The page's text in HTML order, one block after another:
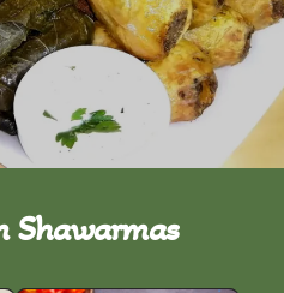
Shawarmas